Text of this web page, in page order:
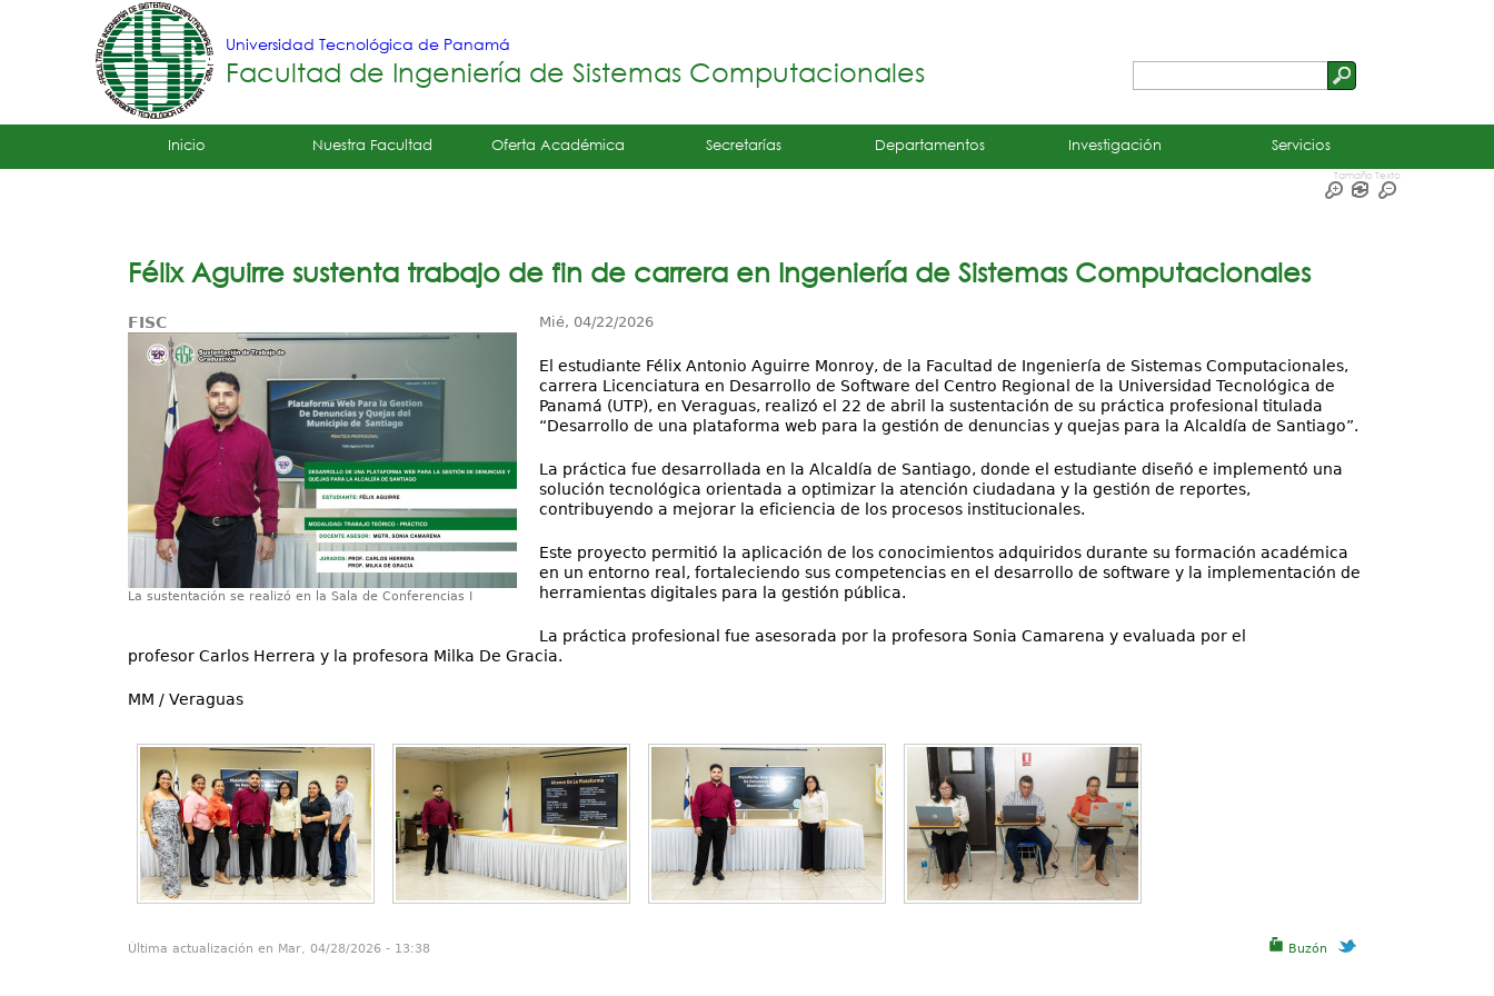
de
Universidad Tecnológica de Panamá
Facultad de Ingeniería de Sistemas Computacionales
TropicalInicio Nuestra Facultad Oferta Académica Secretarías Departamentos Investigación Servicios
Tamaño Texto
Félix Aguirre sustenta trabajo de fin de carrera en Ingeniería de Sistemas Computacionales
FISC
La sustentación se realizó en la Sala de Conferencias I
Mié, 04/22/2026
El estudiante Félix Antonio Aguirre Monroy, de la Facultad de Ingeniería de Sistemas Computacionales,
carrera Licenciatura en Desarrollo de Software del Centro Regional de la Universidad Tecnológica de
Panamá (UTP), en Veraguas, realizó el 22 de abril la sustentación de su práctica profesional titulada
“Desarrollo de una plataforma web para la gestión de denuncias y quejas para la Alcaldía de Santiago”.
La práctica fue desarrollada en la Alcaldía de Santiago, donde el estudiante diseñó e implementó una
solución tecnológica orientada a optimizar la atención ciudadana y la gestión de reportes,
contribuyendo a mejorar la eficiencia de los procesos institucionales.
Este proyecto permitió la aplicación de los conocimientos adquiridos durante su formación académica
en un entorno real, fortaleciendo sus competencias en el desarrollo de software y la implementación de
herramientas digitales para la gestión pública.
La práctica profesional fue asesorada por la profesora Sonia Camarena y evaluada por el
profesor Carlos Herrera y la profesora Milka De Gracia.
MM / Veraguas
Buzón
Última actualización en Mar, 04/28/2026 - 13:38